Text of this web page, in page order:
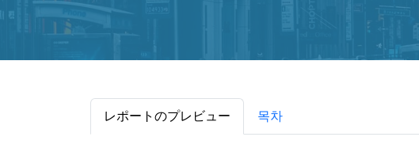
レポートのプレビュー 목차